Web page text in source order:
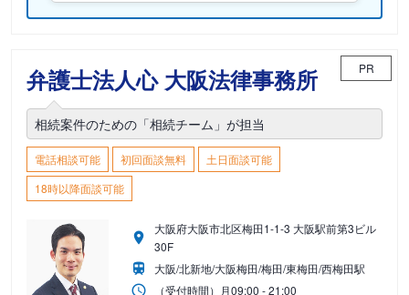
弁護士法人心 大阪法律事務所 PR
相続案件のための「相続チーム」が担当
電話相談可能 初回面談無料
土日面談可能
18時以降面談可能
大阪府大阪市北区梅田1-1-3 大阪駅前第3ビル
30F
大阪/北新地/大阪梅田/梅田/東梅田/西梅田駅
（受付時間） 月09:00 - 21:00